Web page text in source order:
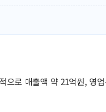
으로 매출액 약 21억원, 영